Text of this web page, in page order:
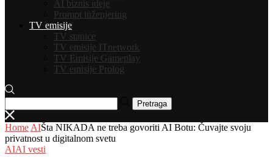
AI biznis ideje
Prompt inženjering
TV emisije
TV stanice
TV emisije ITnetwork
TV Emisije Gameplay
TV emisije Prolog
Pretraga
Home AIŠta NIKADA ne treba govoriti AI Botu: Čuvajte svoju
privatnost u digitalnom svetu
AIAI vesti